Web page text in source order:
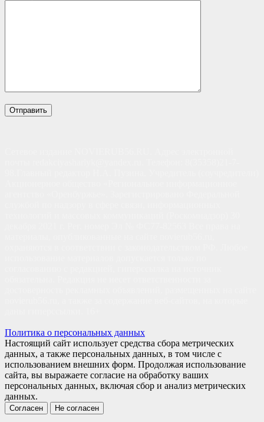
Политика о персональных данных
Настоящий сайт использует средства сбора метрических
данных, а также персональных данных, в том числе с
использованием внешних форм. Продолжая использование
сайта, вы выражаете согласие на обработку ваших
персональных данных, включая сбор и анализ метрических
данных.
Согласен Не согласен